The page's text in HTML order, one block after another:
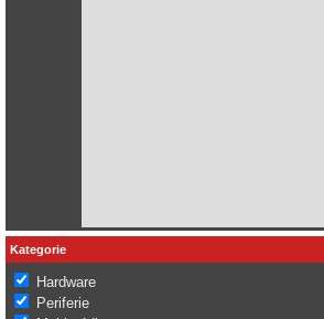
Kategorie
Hardware
Periferie